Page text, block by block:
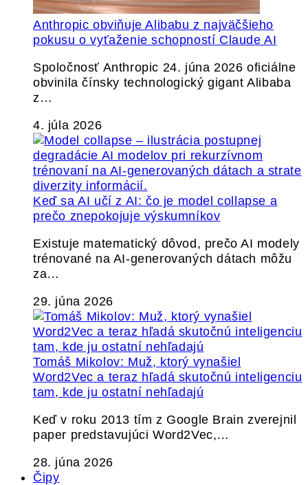
Anthropic obviňuje Alibabu z najväčšieho
pokusu o vyťaženie schopností Claude AI
Spoločnosť Anthropic 24. júna 2026 oficiálne
obvinila čínsky technologický gigant Alibaba
z…
4. júla 2026
Keď sa AI učí z AI: čo je model collapse a
prečo znepokojuje výskumníkov
Existuje matematický dôvod, prečo AI modely
trénované na AI-generovaných dátach môžu
za…
29. júna 2026
Tomáš Mikolov: Muž, ktorý vynašiel
Word2Vec a teraz hľadá skutočnú inteligenciu
tam, kde ju ostatní nehľadajú
Keď v roku 2013 tím z Google Brain zverejnil
paper predstavujúci Word2Vec,…
28. júna 2026
Čipy